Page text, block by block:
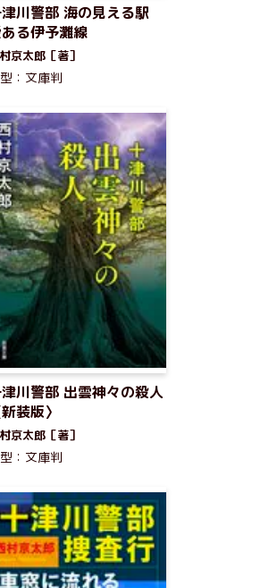
川警部 海の見える駅
る伊予灘線
京太郎［著］
：文庫判
川警部 出雲神々の殺人
新装版〉
京太郎［著］
：文庫判